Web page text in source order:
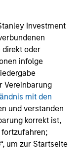
Investment
direkt oder
infolge
Vereinbarung
mit den
und verstanden
korrekt ist,
fortzufahren;
um zur Startseite
that
can adapt,
people,
be better
over the long
only invests in
with sustainably
potential.
term approach